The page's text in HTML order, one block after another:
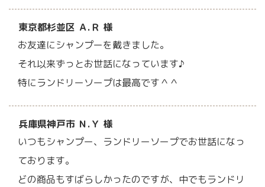
東京都杉並区 Ａ.Ｒ 様
お友達にシャンプーを戴きました。
それ以来ずっとお世話になっています♪
特にランドリーソープは最高です＾＾
兵庫県神戸市 Ｎ.Ｙ 様
いつもシャンプー、ランドリーソープでお世話になっ
ております。
どの商品もすばらしかったのですが、中でもランドリ